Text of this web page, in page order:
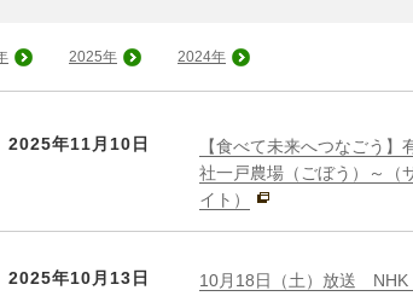
2025年 2024年
2025年11月10日
【食べて未来へつなごう】
社一戸農場（ごぼう）～（
イト）
2025年10月13日
10月18日（土）放送 NHK